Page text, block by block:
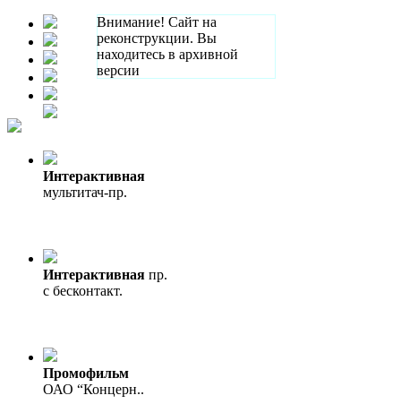
Внимание! Сайт на
реконструкции. Вы
находитесь в архивной
версии
Интерактивная
мультитач-пр.
Интерактивная пр.
с бесконтакт.
Промофильм
ОАО “Концерн..